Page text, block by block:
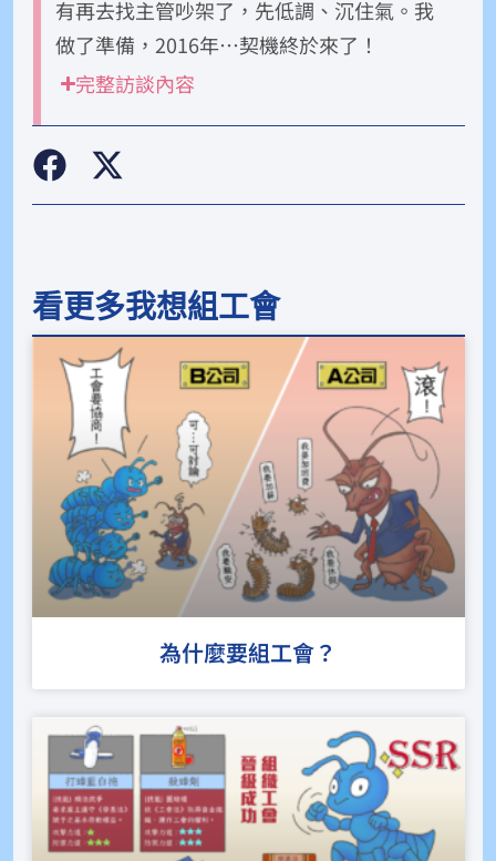
有再去找主管吵架了，先低調、沉住氣。我
做了準備，2016年…契機終於來了！
完整訪談內容
看更多我想組工會
為什麼要組工會？